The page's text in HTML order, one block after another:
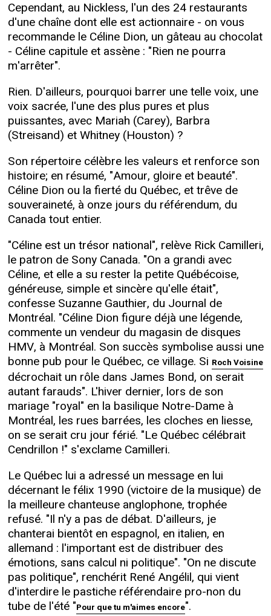
Cependant, au Nickless, l'un des 24 restaurants
d'une chaîne dont elle est actionnaire - on vous
recommande le Céline Dion, un gâteau au chocolat
- Céline capitule et assène : "Rien ne pourra
m'arrêter".
Rien. D'ailleurs, pourquoi barrer une telle voix, une
voix sacrée, l'une des plus pures et plus
puissantes, avec Mariah (Carey), Barbra
(Streisand) et Whitney (Houston) ?
Son répertoire célèbre les valeurs et renforce son
histoire; en résumé, "Amour, gloire et beauté".
Céline Dion ou la fierté du Québec, et trêve de
souveraineté, à onze jours du référendum, du
Canada tout entier.
"Céline est un trésor national", relève Rick Camilleri,
le patron de Sony Canada. "On a grandi avec
Céline, et elle a su rester la petite Québécoise,
généreuse, simple et sincère qu'elle était",
confesse Suzanne Gauthier, du Journal de
Montréal. "Céline Dion figure déjà une légende,
commente un vendeur du magasin de disques
HMV, à Montréal. Son succès symbolise aussi une
bonne pub pour le Québec, ce village. Si Roch Voisine
décrochait un rôle dans James Bond, on serait
autant farauds". L'hiver dernier, lors de son
mariage "royal" en la basilique Notre-Dame à
Montréal, les rues barrées, les cloches en liesse,
on se serait cru jour férié. "Le Québec célébrait
Cendrillon !" s'exclame Camilleri.
Le Québec lui a adressé un message en lui
décernant le félix 1990 (victoire de la musique) de
la meilleure chanteuse anglophone, trophée
refusé. "Il n'y a pas de débat. D'ailleurs, je
chanterai bientôt en espagnol, en italien, en
allemand : l'important est de distribuer des
émotions, sans calcul ni politique". "On ne discute
pas politique", renchérit René Angélil, qui vient
d'interdire le pastiche référendaire pro-non du
tube de l'été "Pour que tu m'aimes encore".